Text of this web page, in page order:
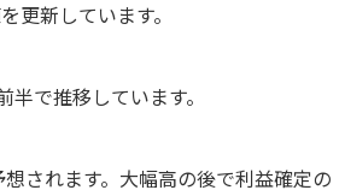
更新しています。
で推移しています。
されます。大幅高の後で利益確定の